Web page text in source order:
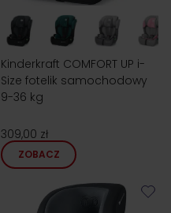
Kinderkraft COMFORT UP i-
Size fotelik samochodowy
9-36 kg
309,00 zł
ZOBACZ